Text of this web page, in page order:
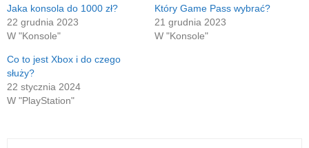
w
nowym
Jaka konsola do 1000 zł?
22 grudnia 2023
W "Konsole"
Który Game Pass wybrać?
21 grudnia 2023
W "Konsole"
Co to jest Xbox i do czego
służy?
22 stycznia 2024
W "PlayStation"